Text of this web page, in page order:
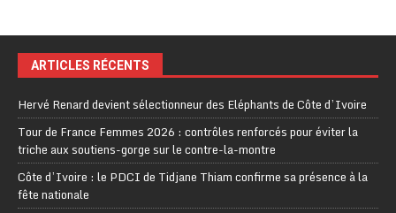
ARTICLES RÉCENTS
Hervé Renard devient sélectionneur des Eléphants de Côte d’Ivoire
Tour de France Femmes 2026 : contrôles renforcés pour éviter la
triche aux soutiens-gorge sur le contre-la-montre
Côte d’Ivoire : le PDCI de Tidjane Thiam confirme sa présence à la
fête nationale